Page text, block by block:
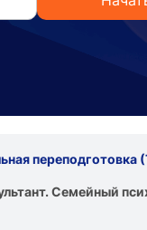
переподготовка
Семейный